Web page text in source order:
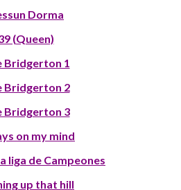
Dorma
(Queen)
Bridgerton 1
Bridgerton 2
Bridgerton 3
on my mind
liga de Campeones
up that hill